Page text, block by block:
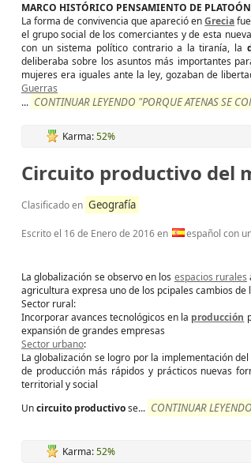
MARCO HISTÓRICO PENSAMIENTO DE PLATOÓN
La forma de convivencia que apareció enGrecia
el grupo social de los comerciantes y de esta
con un sistema político contrario a la tiranía, la
deliberaba sobre los asuntos más importantes
mujeres era iguales ante la ley, gozaban de
Guerras
... CONTINUAR LEYENDO "PORQUE ATENAS SE
Karma:52%
Circuito productivo del
Clasificado en Geografía
Escrito el 16 de Enero de 2016en español con
La globalización se observo en los espacios rurales
agricultura expresa uno de los pcipales cambios de
Sector rural:
Incorporar avances tecnológicos en la producción
expansión de grandes empresas
Sector urbano:
La globalización se logro por la implementación
de producción más rápidos y prácticos nuevas
territorial y social
Uncircuito productivose... CONTINUAR
Karma:52%